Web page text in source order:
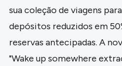
sua coleção de viagens
depósitos reduzidos em
reservas antecipadas. A
"Wake up somewhere